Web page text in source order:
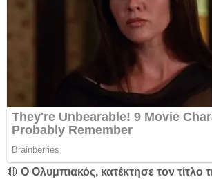
🔴 Ο Ολυμπιακός, κατέκτησε τον τίτλο